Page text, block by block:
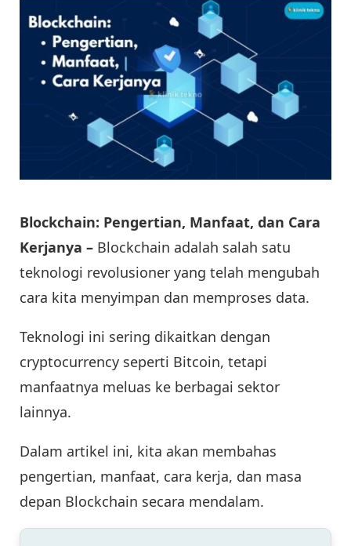
Blockchain: Pengertian, Manfaat, dan Cara
Kerjanya – Blockchain adalah salah satu
teknologi revolusioner yang telah mengubah
cara kita menyimpan dan memproses data.
Teknologi ini sering dikaitkan dengan
cryptocurrency seperti Bitcoin, tetapi
manfaatnya meluas ke berbagai sektor
lainnya.
Dalam artikel ini, kita akan membahas
pengertian, manfaat, cara kerja, dan masa
depan Blockchain secara mendalam.